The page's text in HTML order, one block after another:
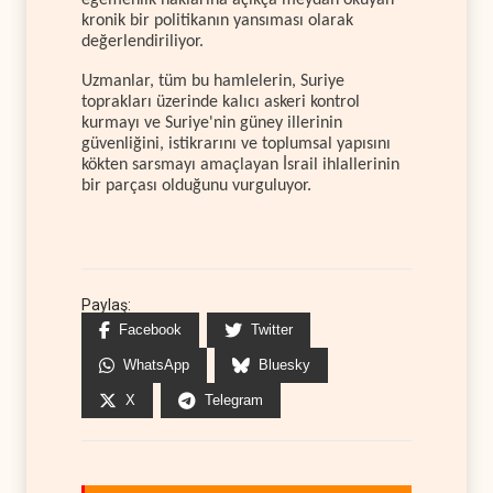
kronik bir politikanın yansıması olarak
değerlendiriliyor.
Uzmanlar, tüm bu hamlelerin, Suriye
toprakları üzerinde kalıcı askeri kontrol
kurmayı ve Suriye'nin güney illerinin
güvenliğini, istikrarını ve toplumsal yapısını
kökten sarsmayı amaçlayan İsrail ihlallerinin
bir parçası olduğunu vurguluyor.
Paylaş:
Facebook Twitter
WhatsApp Bluesky
X Telegram